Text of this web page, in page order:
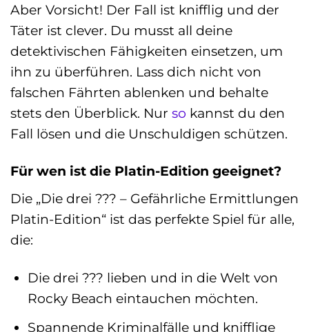
Aber Vorsicht! Der Fall ist knifflig und der
Täter ist clever. Du musst all deine
detektivischen Fähigkeiten einsetzen, um
ihn zu überführen. Lass dich nicht von
falschen Fährten ablenken und behalte
stets den Überblick. Nur so kannst du den
Fall lösen und die Unschuldigen schützen.
Für wen ist die Platin-Edition geeignet?
Die „Die drei ??? – Gefährliche Ermittlungen
Platin-Edition“ ist das perfekte Spiel für alle,
die:
Die drei ??? lieben und in die Welt von
Rocky Beach eintauchen möchten.
Spannende Kriminalfälle und knifflige